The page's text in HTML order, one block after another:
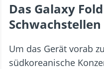
Das Galaxy
Um das Gerät vorab
südkoreanische